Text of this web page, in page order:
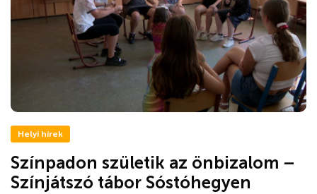
Helyi hírek
Színpadon születik az önbizalom –
Színjátszó tábor Sóstóhegyen